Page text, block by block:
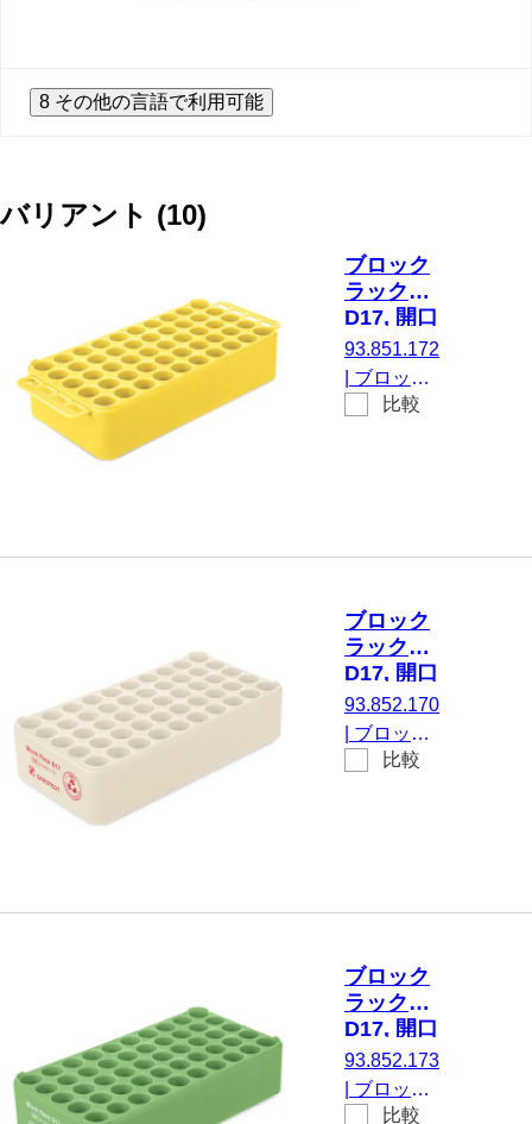
8 その他の言語で利用可能
バリアント (10)
ブロック
ラック
D17, 開口
部の直
径： 17
mm, 5 x
10, 黄
93.851.172
ブロック
ラック
5 x 10, 黄,
材質: PP
比較
ブロック
ラック
D17, 開口
部の直
径： 17
mm, 5 x
10, クリ
93.852.170
ブロック
ラック
5 x 10, ク
リームホワ
イト, 材質:
比較
ブロック
ラック
D17, 開口
部の直
径： 17
mm, 5 x
93.852.173
ブロック
ラック比較